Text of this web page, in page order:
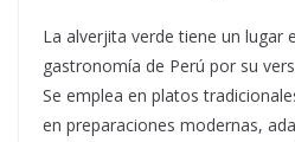
La alverjita verde tiene un lugar
gastronomía de Perú por su
Se emplea en platos
en preparaciones modernas,